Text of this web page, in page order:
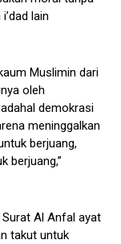
lain
Muslimin dari
oleh
demokrasi
meninggalkan
berjuang,
berjuang,”
Al Anfal ayat
takut untuk